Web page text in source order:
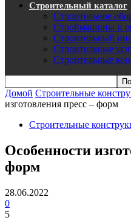
Строительный каталог
Строительное
Строймашины и
Строительный
Строительные
Строительные
Домой Строительные
изготовления пресс – форм
Строительные
Особенности
форм
28.06.2022
0
5